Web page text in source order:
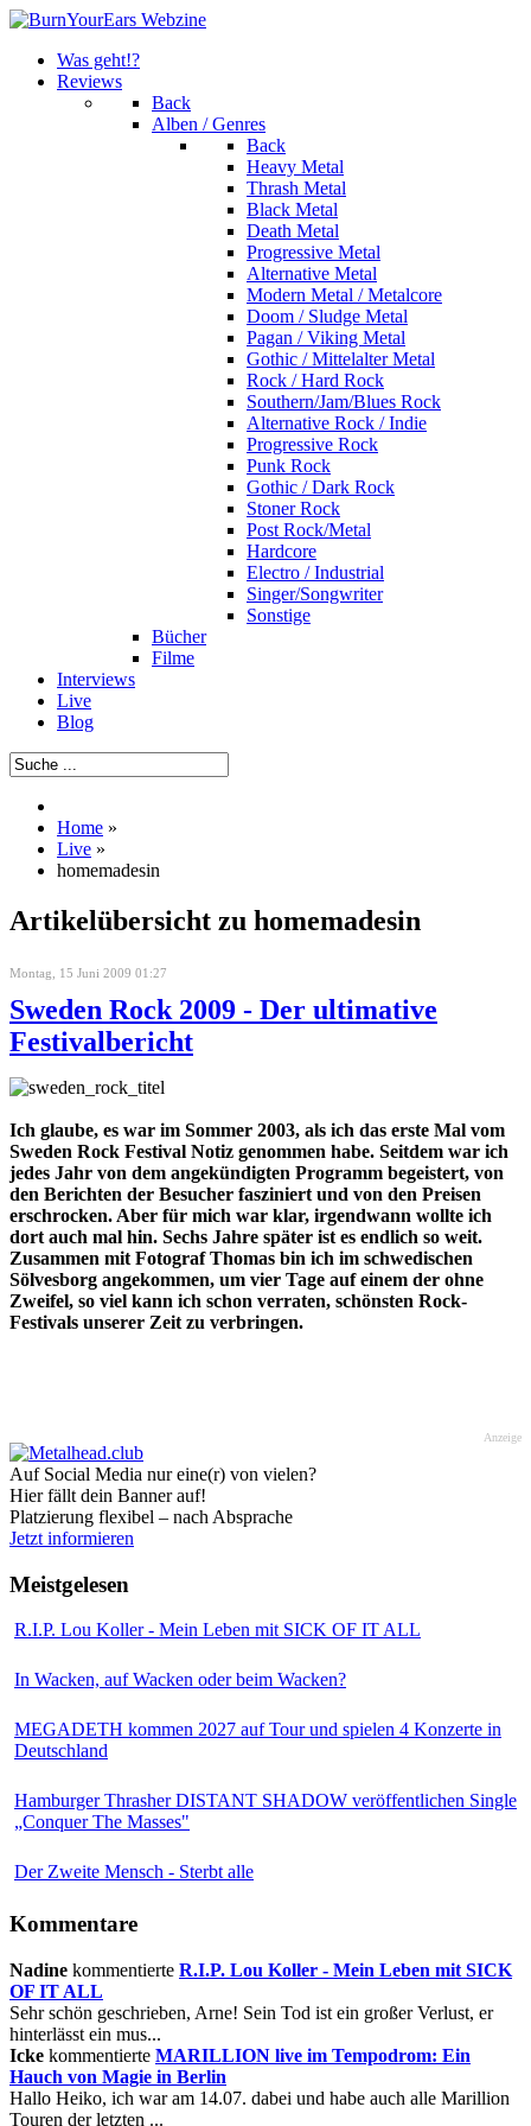
Was geht!?
Reviews
Back
Alben / Genres
Back
Heavy Metal
Thrash Metal
Black Metal
Death Metal
Progressive Metal
Alternative Metal
Modern Metal / Metalcore
Doom / Sludge Metal
Pagan / Viking Metal
Gothic / Mittelalter Metal
Rock / Hard Rock
Southern/Jam/Blues Rock
Alternative Rock / Indie
Progressive Rock
Punk Rock
Gothic / Dark Rock
Stoner Rock
Post Rock/Metal
Hardcore
Electro / Industrial
Singer/Songwriter
Sonstige
Bücher
Filme
Interviews
Live
Blog
Home »
Live »
homemadesin
Artikelübersicht zu homemadesin
Montag, 15 Juni 2009 01:27
Sweden Rock 2009 - Der ultimative
Festivalbericht
Ich glaube, es war im Sommer 2003, als ich das erste Mal vom
Sweden Rock Festival Notiz genommen habe. Seitdem war ich
jedes Jahr von dem angekündigten Programm begeistert, von
den Berichten der Besucher fasziniert und von den Preisen
erschrocken. Aber für mich war klar, irgendwann wollte ich
dort auch mal hin. Sechs Jahre später ist es endlich so weit.
Zusammen mit Fotograf Thomas bin ich im schwedischen
Sölvesborg angekommen, um vier Tage auf einem der ohne
Zweifel, so viel kann ich schon verraten, schönsten Rock-
Festivals unserer Zeit zu verbringen.
Anzeige
Auf Social Media nur eine(r) von vielen?
Hier fällt dein Banner auf!
Platzierung flexibel – nach Absprache
Jetzt informieren
Meistgelesen
R.I.P. Lou Koller - Mein Leben mit SICK OF IT ALL
In Wacken, auf Wacken oder beim Wacken?
MEGADETH kommen 2027 auf Tour und spielen 4 Konzerte in
Deutschland
Hamburger Thrasher DISTANT SHADOW veröffentlichen Single
„Conquer The Masses"
Der Zweite Mensch - Sterbt alle
Kommentare
Nadine kommentierte R.I.P. Lou Koller - Mein Leben mit SICK
OF IT ALL
Sehr schön geschrieben, Arne! Sein Tod ist ein großer Verlust, er
hinterlässt ein mus...
Icke kommentierte MARILLION live im Tempodrom: Ein
Hauch von Magie in Berlin
Hallo Heiko, ich war am 14.07. dabei und habe auch alle Marillion
Touren der letzten ...